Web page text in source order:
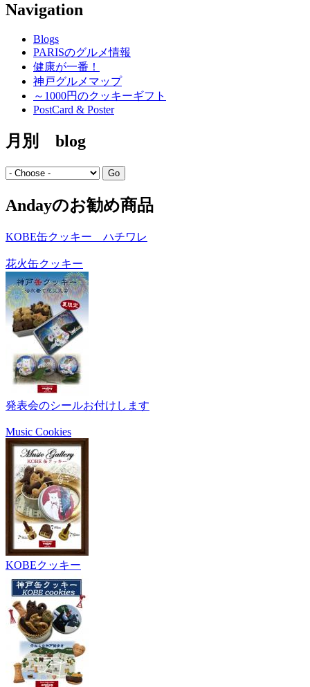
Navigation
Blogs
PARISのグルメ情報
健康が一番！
神戸グルメマップ
～1000円のクッキーギフト
PostCard & Poster
月別 blog
Andayのお勧め商品
KOBE缶クッキー ハチワレ
花火缶クッキー
発表会のシールお付けします
Music Cookies
KOBEクッキー